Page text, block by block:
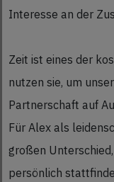
Interesse an der
Zeit ist eines der
nutzen sie, um
Partnerschaft auf
Für Alex als
großen
persönlich